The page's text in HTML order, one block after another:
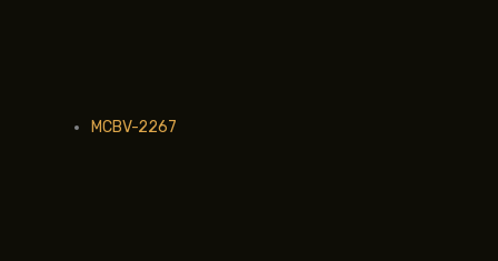
MCBV-2267